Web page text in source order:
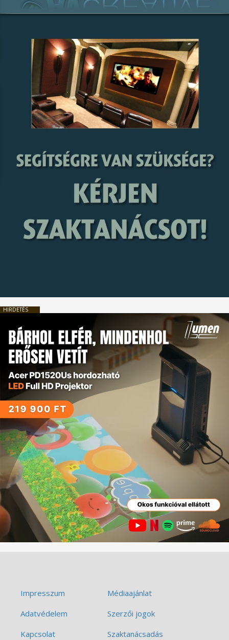
HIRDETÉS
Impresszum
Médiaajánlat
Adatvédelem
Szerzői jogok
Kapcsolat
Szaktanácsadás